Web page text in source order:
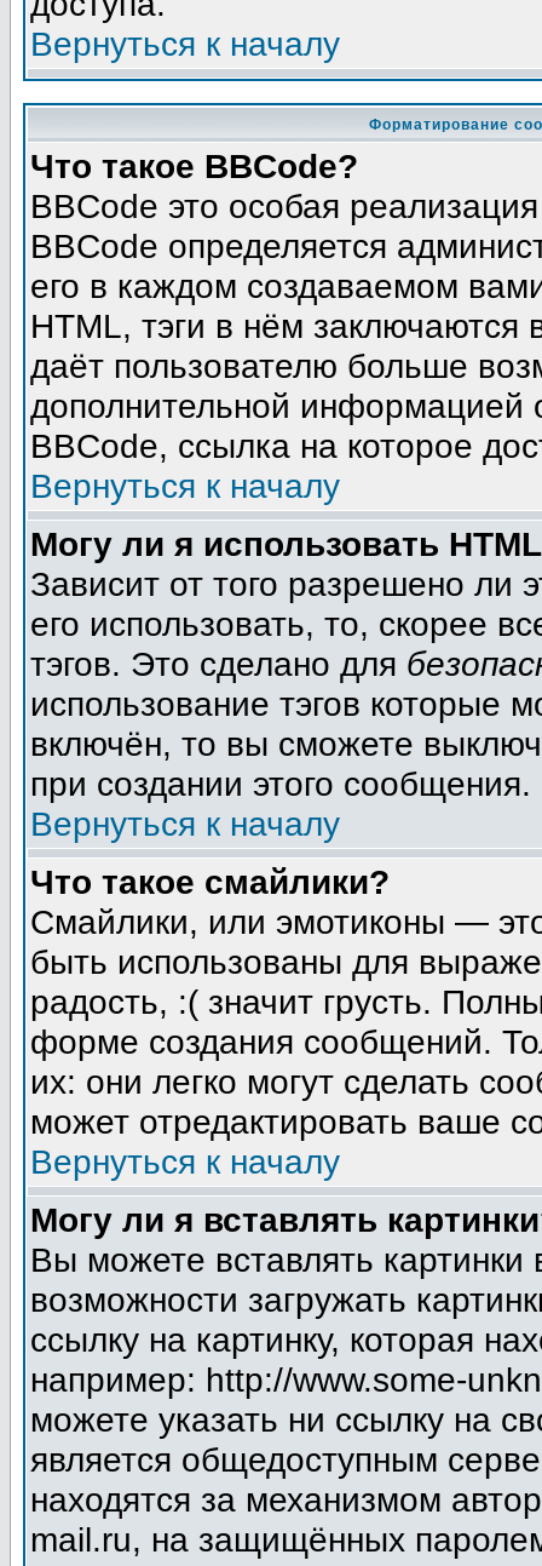
Вернуться к началу
Форматирование
Что такое BBCode?
BBCode это особая
BBCode определяется
его в каждом создаваемом
HTML, тэги в нём заключаются
даёт пользователю больше
дополнительной информацией
BBCode, ссылка на которое
Вернуться к началу
Могу ли я использовать
Зависит от того разрешено ли
его использовать, то, скорее
тэгов. Это сделано для
использование тэгов которые
включён, то вы сможете
при создании этого сообщения.
Вернуться к началу
Что такое смайлики?
Смайлики, или эмотиконы —
быть использованы для
радость, :( значит грусть.
форме создания сообщений.
их: они легко могут сделать
может отредактировать ваше
Вернуться к началу
Могу ли я вставлять
Вы можете вставлять
возможности загружать
ссылку на картинку, которая
например: http://www.some-
можете указать ни ссылку на
является общедоступным
находятся за механизмом
mail.ru, на защищённых